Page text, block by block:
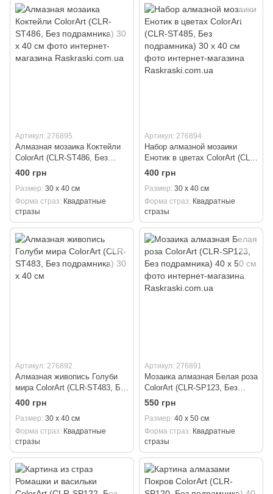
Артикул: 276895
Алмазная мозаика Коктейли
ColorArt (CLR-ST486, Без
подрамника) 30 х 40 см
400 грн
Размер 30 х 40 см
Форма страз Квадратные
стразы
Артикул: 276894
Набор алмазной мозаики
Енотик в цветах ColorArt (CLR-
ST485, Без подрамника) 30 х
400 грн
Размер 30 х 40 см
Форма страз Квадратные
стразы
Артикул: 276892
Алмазная живопись Голуби
мира ColorArt (CLR-ST483, Без
подрамника) 30 х 40 см
400 грн
Размер 30 х 40 см
Форма страз
Квадратные
стразы
Артикул: 276891
Мозаика алмазная Белая роза
ColorArt (CLR-SP123, Без
подрамника) 40 х 50 см
550 грн
Размер 40 х 50 см
Форма страз
Квадратные
стразы